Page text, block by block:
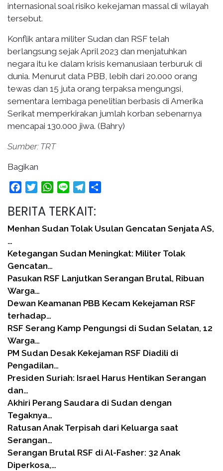
internasional soal risiko kekejaman massal di wilayah
tersebut.
Konflik antara militer Sudan dan RSF telah
berlangsung sejak April 2023 dan menjatuhkan
negara itu ke dalam krisis kemanusiaan terburuk di
dunia. Menurut data PBB, lebih dari 20.000 orang
tewas dan 15 juta orang terpaksa mengungsi,
sementara lembaga penelitian berbasis di Amerika
Serikat memperkirakan jumlah korban sebenarnya
mencapai 130.000 jiwa. (Bahry)
Sumber: TRT
Bagikan
FacebookTwitterWhatsApp
Line Telegram
BERITA TERKAIT:
Menhan Sudan Tolak Usulan Gencatan Senjata AS,
…
Ketegangan Sudan Meningkat: Militer Tolak
Gencatan…
Pasukan RSF Lanjutkan Serangan Brutal, Ribuan
Warga…
Dewan Keamanan PBB Kecam Kekejaman RSF
terhadap…
RSF Serang Kamp Pengungsi di Sudan Selatan, 12
Warga…
PM Sudan Desak Kekejaman RSF Diadili di
Pengadilan…
Presiden Suriah: Israel Harus Hentikan Serangan
dan…
Akhiri Perang Saudara di Sudan dengan
Tegaknya…
Ratusan Anak Terpisah dari Keluarga saat
Serangan…
Serangan Brutal RSF di Al-Fasher: 32 Anak
Diperkosa,…